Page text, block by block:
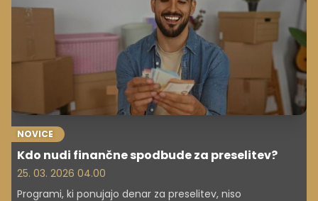
NOVICE
Kdo nudi finančne spodbude za preselitev?
25. 03. 2026 04.00
Programi, ki ponujajo denar za preselitev, niso